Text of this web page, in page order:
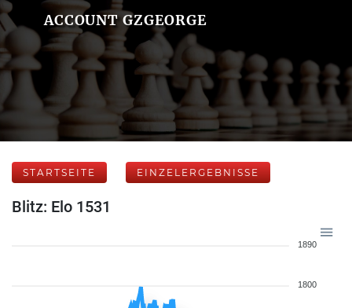
ACCOUNT GZGEORGE
STARTSEITE EINZELERGEBNISSE
Blitz: Elo 1531
1890
1800